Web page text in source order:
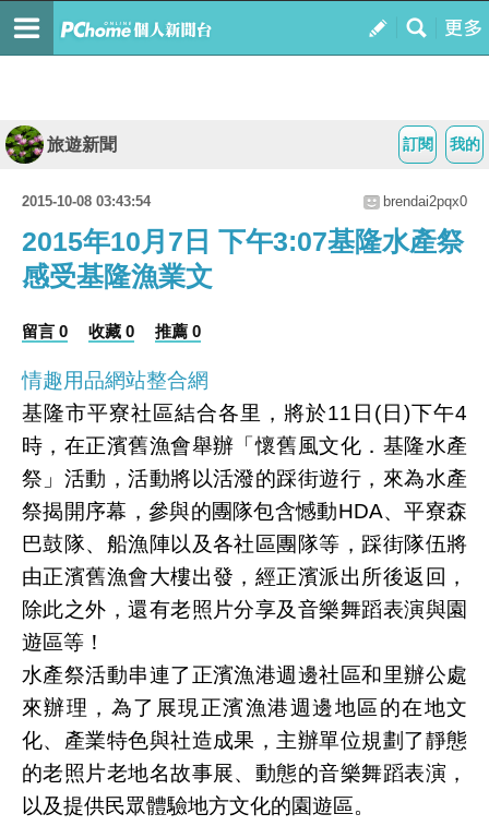
我的
訂閱
旅遊新聞
2015-10-08 03:43:54 brendai2pqx0
2015年10月7日 下午3:07基隆水產祭
感受基隆漁業文
留言 0 收藏 0 推薦 0
情趣用品網站整合網
基隆市平寮社區結合各里，將於11日(日)下午4
時，在正濱舊漁會舉辦「懷舊風文化．基隆水產
祭」活動，活動將以活潑的踩街遊行，來為水產
祭揭開序幕，參與的團隊包含憾動HDA、平寮森
巴鼓隊、船漁陣以及各社區團隊等，踩街隊伍將
由正濱舊漁會大樓出發，經正濱派出所後返回，
除此之外，還有老照片分享及音樂舞蹈表演與園
遊區等！
水產祭活動串連了正濱漁港週邊社區和里辦公處
來辦理，為了展現正濱漁港週邊地區的在地文
化、產業特色與社造成果，主辦單位規劃了靜態
的老照片老地名故事展、動態的音樂舞蹈表演，
以及提供民眾體驗地方文化的園遊區。